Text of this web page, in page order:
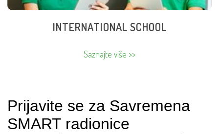
INTERNATIONAL SCHOOL
Saznajte više >>